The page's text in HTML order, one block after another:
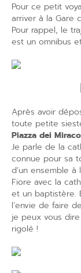
Pour ce petit
arriver à la Gare
Pour rappel, le
est un omnibus
Après avoir
toute petite
Piazza dei
Je parle de la
connue pour sa
d’un ensemble à
Fiore avec la
et un baptistère.
l’envie de faire
je peux vous
rigolé !